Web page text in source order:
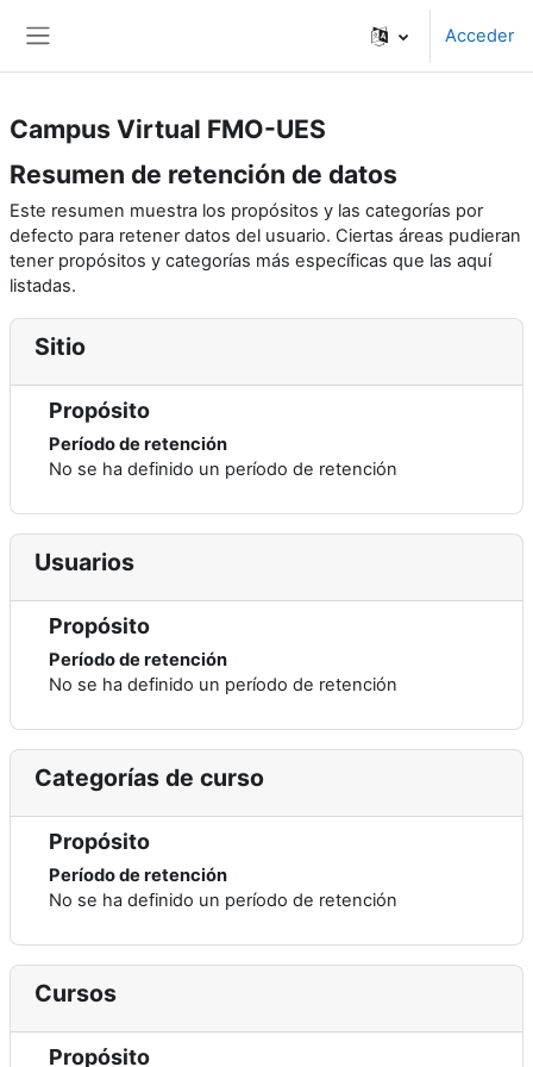
Acceder
Campus Virtual FMO-UES
Resumen de retención de datos
Este resumen muestra los propósitos y las categorías por
defecto para retener datos del usuario. Ciertas áreas pudieran
tener propósitos y categorías más específicas que las aquí
listadas.
Sitio
Propósito
Período de retención
No se ha definido un período de retención
Usuarios
Propósito
Período de retención
No se ha definido un período de retención
Categorías de curso
Propósito
Período de retención
No se ha definido un período de retención
Cursos
Propósito